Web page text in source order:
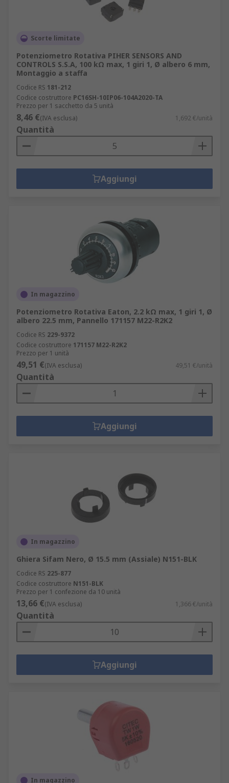
Scorte limitate
Potenziometro Rotativa PIHER SENSORS AND
CONTROLS S.S.A, 100 kΩ max, 1 giri 1, Ø albero 6 mm,
Montaggio a staffa
Codice RS 181-212
Codice costruttore PC16SH-10IP06-104A2020-TA
Prezzo per 1 sacchetto da 5 unità
8,46 €(IVA esclusa) 1,692 €/unità
Quantità
Aggiungi
In magazzino
Potenziometro Rotativa Eaton, 2.2 kΩ max, 1 giri 1, Ø
albero 22.5 mm, Pannello 171157 M22-R2K2
Codice RS 229-9372
Codice costruttore 171157 M22-R2K2
Prezzo per 1 unità
49,51 €(IVA esclusa) 49,51 €/unità
Quantità
Aggiungi
In magazzino
Ghiera Sifam Nero, Ø 15.5 mm (Assiale) N151-BLK
Codice RS 225-877
Codice costruttore N151-BLK
Prezzo per 1 confezione da 10 unità
13,66 €(IVA esclusa) 1,366 €/unità
Quantità
Aggiungi
In magazzino